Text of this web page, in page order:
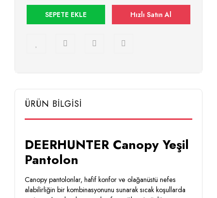
SEPETE EKLE Hızlı Satın Al
ÜRÜN BİLGİSİ
DEERHUNTER Canopy Yeşil
Pantolon
Canopy pantolonlar, hafif konfor ve olağanüstü nefes
alabilirliğin bir kombinasyonunu sunarak sıcak koşullarda